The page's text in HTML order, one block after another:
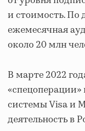
и стоимость. По
ежемесячная
около 20 млн
В марте 2022
системы Visa и
деятельность в